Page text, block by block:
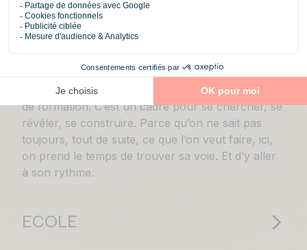
Apprendre, progresser, prendre
sa place.
ISME est une école de commerce et de
management qui offre bien plus qu’un programme
de formation. C’est un cadre pour se chercher, se
révéler, se construire. Parce qu’on ne sait pas
toujours, tout de suite, ce que l’on veut faire, ici,
on prend le temps de trouver sa voie. Et d’y aller
à son rythme.
ECOLE